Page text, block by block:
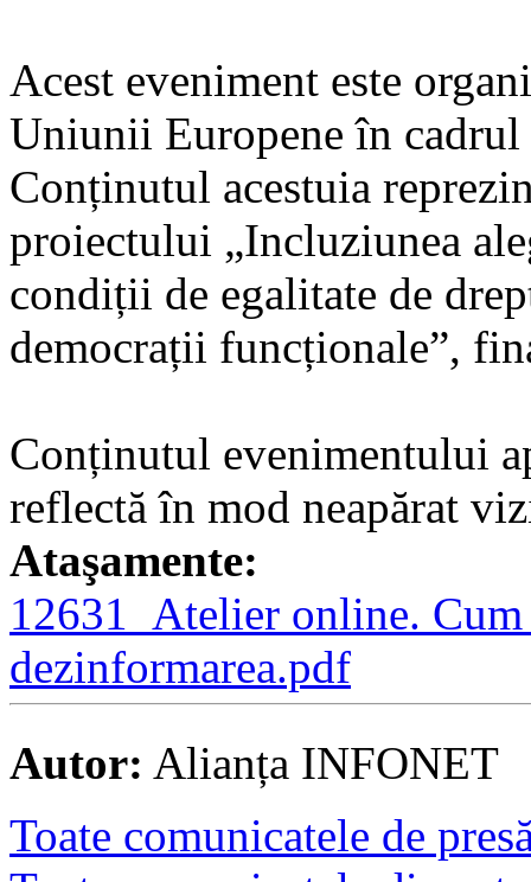
Acest eveniment este
Uniunii Europene în
Conținutul acestuia
proiectului „Incluziunea
condiții de egalitate de
democrații funcționale”,
Conținutul evenimentului
reflectă în mod neapărat
Ataşamente:
12631_Atelier online.
dezinformarea.pdf
Autor: Alianța INFONET
Toate comunicatele de